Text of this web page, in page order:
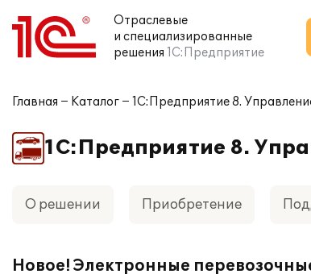
Отраслевые
и специализированные
решения 1С:Предприятие
Главная Каталог 1С:Предприятие 8.
1С:Предприятие 8.
О решении Приобретение
Новое! Электронные